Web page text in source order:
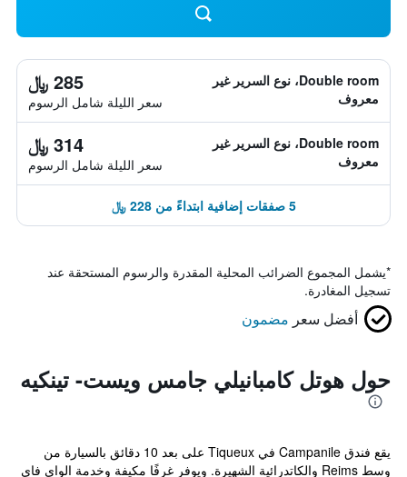
Double room، نوع السرير غير
معروف
285 ﷼
سعر الليلة شامل الرسوم
Double room، نوع السرير غير
معروف
314 ﷼
سعر الليلة شامل الرسوم
5 صفقات إضافية ابتداءً من 228 ﷼
*يشمل المجموع الضرائب المحلية المقدرة والرسوم المستحقة عند
تسجيل المغادرة.
أفضل سعر مضمون
حول هوتل كامبانيلي جامس ويست- تينكيه
يقع فندق Campanile في Tiqueux على بعد 10 دقائق بالسيارة من
وسط Reims والكاتدرائية الشهيرة. ويوفر غرفًا مكيفة وخدمة الواي فاي